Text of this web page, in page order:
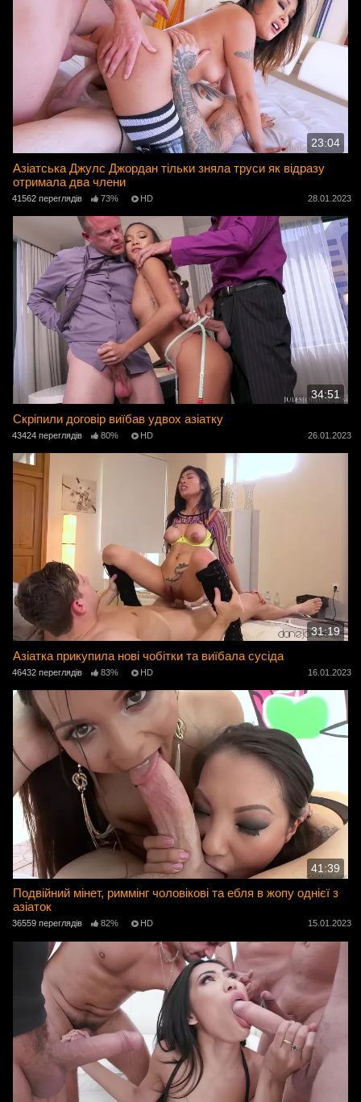
23:04
Азіатська Джулс Джордан тільки зняла труси як відразу
отримала два члени
41562 переглядів 73% HD 28.01.2023
34:51
Скріпили договір виїбав удвох азіатку
43424 переглядів 80% HD 26.01.2023
31:19
Азіатка прикупила нові чобітки та виїбала сусіда
46432 переглядів 83% HD 16.01.2023
41:39
Подвійний мінет, риммінг чоловікові та ебля в жопу однієї з
азіаток
36559 переглядів 82% HD 15.01.2023